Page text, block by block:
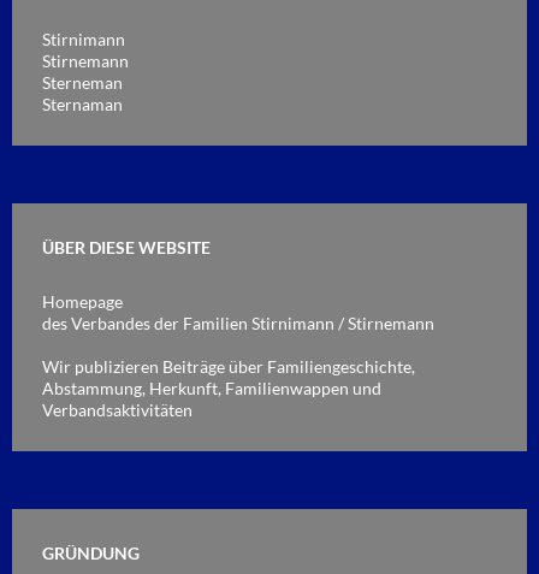
Stirnimann
Stirnemann
Sterneman
Sternaman
ÜBER DIESE WEBSITE
Homepage
des Verbandes der Familien Stirnimann / Stirnemann
Wir publizieren Beiträge über Familiengeschichte,
Abstammung, Herkunft, Familienwappen und
Verbandsaktivitäten
GRÜNDUNG